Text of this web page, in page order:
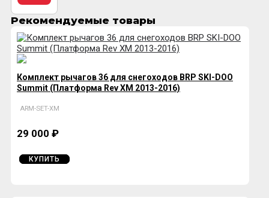
Рекомендуемые товары
Комплект рычагов 36 для снегоходов BRP SKI-DOO
Summit (Платформа Rev XM 2013-2016)
ARM-SET-XM
29 000 ₽
КУПИТЬ